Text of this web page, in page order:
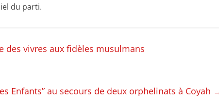
du parti.
des vivres aux fidèles musulmans
Enfants” au secours de deux orphelinats à Coyah